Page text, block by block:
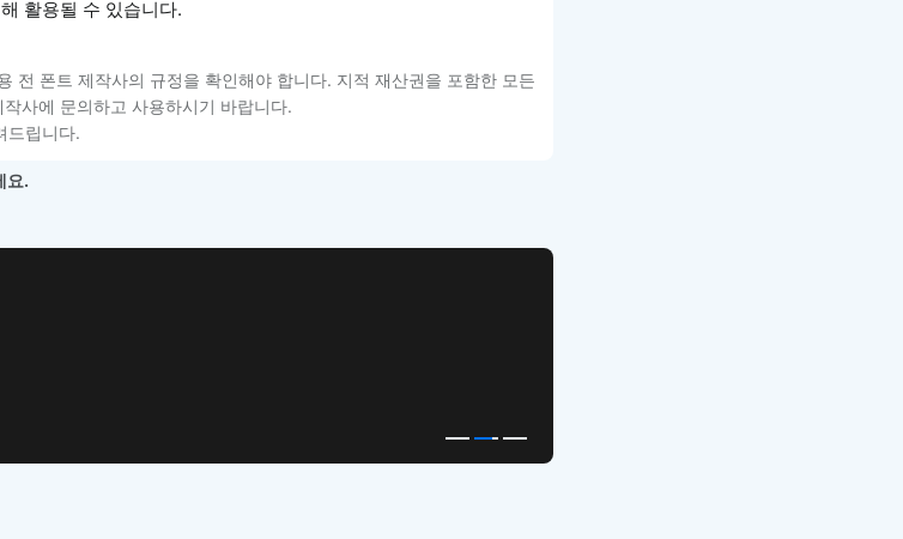
활용될 수 있습니다.
전 폰트 제작사의 규정을 확인해야 합니다. 지적 재산권을 포함한 모든
사에 문의하고 사용하시기 바랍니다.
드립니다.
요.